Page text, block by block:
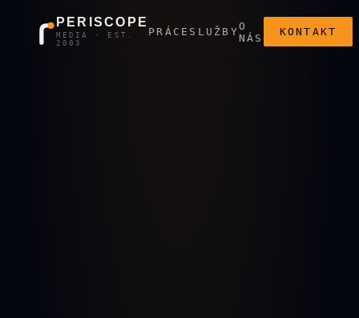
PERISCOPE
MEDIA · EST.
2003
PRÁCE SLUŽBYO
NÁS
KONTAKT